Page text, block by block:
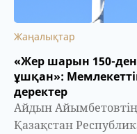
Жаңалықтар
«Жер шарын 150-
ұшқан»:
деректер
Айдын
Қазақстан